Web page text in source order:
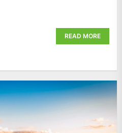
READ MORE